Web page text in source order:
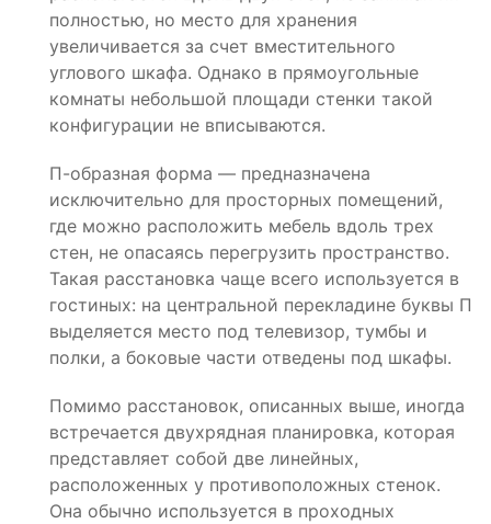
полностью, но место для хранения
увеличивается за счет вместительного
углового шкафа. Однако в прямоугольные
комнаты небольшой площади стенки такой
конфигурации не вписываются.
П-образная форма — предназначена
исключительно для просторных помещений,
где можно расположить мебель вдоль трех
стен, не опасаясь перегрузить пространство.
Такая расстановка чаще всего используется в
гостиных: на центральной перекладине буквы П
выделяется место под телевизор, тумбы и
полки, а боковые части отведены под шкафы.
Помимо расстановок, описанных выше, иногда
встречается двухрядная планировка, которая
представляет собой две линейных,
расположенных у противоположных стенок.
Она обычно используется в проходных